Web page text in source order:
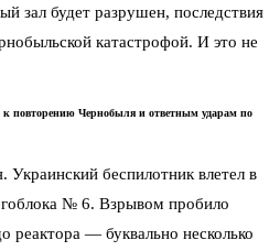
зал будет разрушен, последствия
катастрофой. И это не
к повторению Чернобыля и ответным ударам по
беспилотник влетел в
№ 6. Взрывом пробило
реактора — буквально несколько